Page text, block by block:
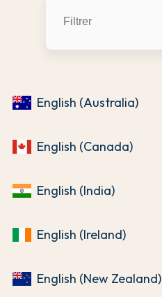
English (Australia)
English (Canada)
English (India)
English (Ireland)
English (New Zealand)